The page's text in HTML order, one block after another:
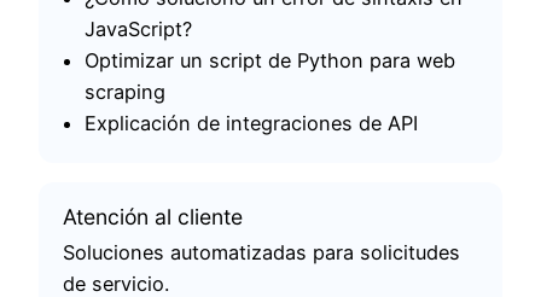
JavaScript?
Optimizar un script de Python para web
scraping
Explicación de integraciones de API
Atención al cliente
Soluciones automatizadas para solicitudes
de servicio.